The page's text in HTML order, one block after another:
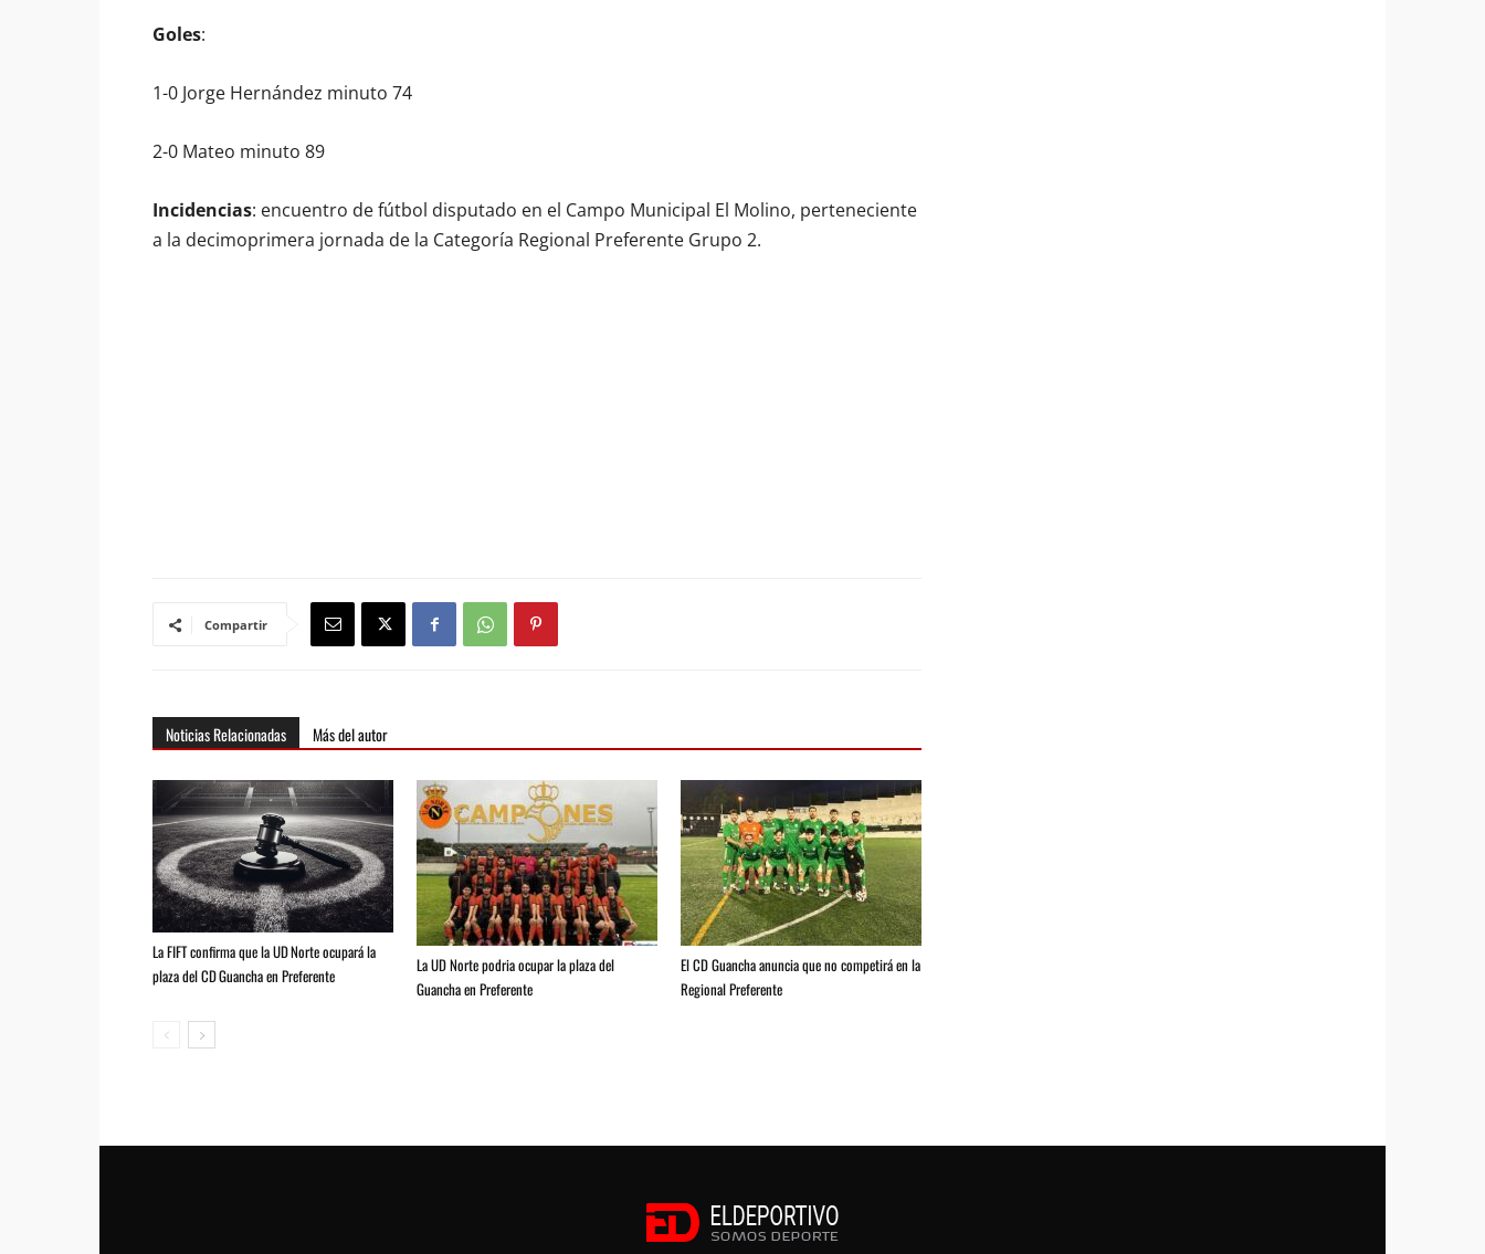
Goles:
1-0 Jorge Hernández minuto 74
2-0 Mateo minuto 89
Incidencias: encuentro de fútbol disputado en el Campo Municipal El Molino, perteneciente
a la decimoprimera jornada de la Categoría Regional Preferente Grupo 2.
Compartir
Noticias Relacionadas Más del autor
La FIFT confirma que la UD Norte ocupará la
plaza del CD Guancha en Preferente
La UD Norte podria ocupar la plaza del
Guancha en Preferente
El CD Guancha anuncia que no competirá en la
Regional Preferente